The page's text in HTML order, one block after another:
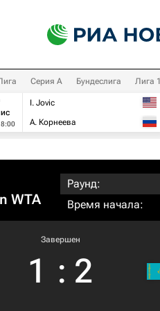
Серия А Бундеслига Лига 1
I. Jovic
А. Корнеева
WTA
Раунд:
Время начала:
Завершен
1 : 2